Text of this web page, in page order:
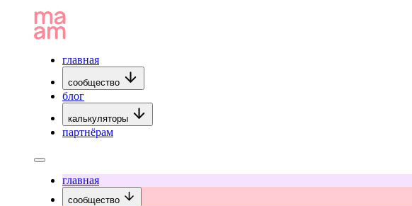
главная
сообщество
блог
калькуляторы
партнёрам
главная
сообщество